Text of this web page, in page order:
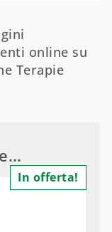
online su
Terapie
In offerta!